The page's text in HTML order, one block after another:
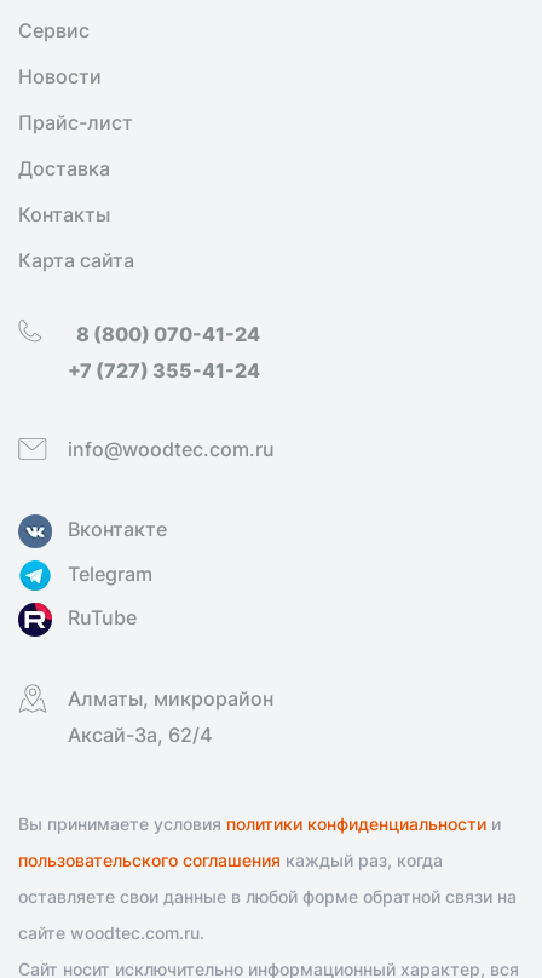
Сервис
Новости
Прайс-лист
Доставка
Контакты
Карта сайта
8 (800) 070-41-24
+7 (727) 355-41-24
info@woodtec.com.ru
Вконтакте
Telegram
RuTube
Алматы, микрорайон
Аксай-3а, 62/4
Вы принимаете условия политики конфиденциальности и
пользовательского соглашения каждый раз, когда
оставляете свои данные в любой форме обратной связи на
сайте woodtec.com.ru.
Сайт носит исключительно информационный характер, вся